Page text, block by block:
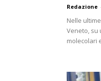
Redazione -
Nelle
Veneto, su
molecolari